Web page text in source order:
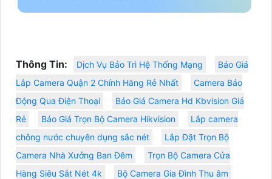
Thông Tin: Dịch Vụ Bảo Trì Hệ Thống Mạng
Báo Giá
Lắp Camera Quận 2 Chính Hãng Rẻ Nhất
Camera Báo
Động Qua Điện Thoại
Báo Giá Camera Hd Kbvision Giá
Rẻ
Báo Giá Trọn Bộ Camera Hikvision
Lắp camera
chông nước chuyên dụng sắc nét
Lắp Đặt Trọn Bộ
Camera Nhà Xưởng Ban Đêm
Trọn Bộ Camera Cửa
Hàng Siêu Sắt Nét 4k
Bộ Camera Gia Đình Thu âm